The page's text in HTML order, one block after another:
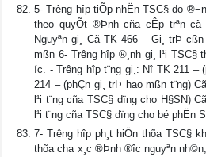
5- Tr­êng hîp tiÕp nhËn TSC§ do
theo quyÕt ®Þnh cña cÊp trªn
Nguyªn gi¸ Cã TK 466 – Gi¸ trÞ
mßn 6- Tr­êng hîp ®¸nh gi¸ l¹i
íc. - Tr­êng hîp t¨ng gi¸: Nî TK 211 –
214 – (phÇn gi¸ trÞ hao mßn t¨ng)
l¹i t¨ng cña TSC§ dïng cho H§SN)
l¹i t¨ng cña TSC§ dïng cho bé phËn
7- Tr­êng hîp ph¸t hiÖn thõa TSC§
thõa ch­a x¸c ®Þnh ®­îc nguyªn